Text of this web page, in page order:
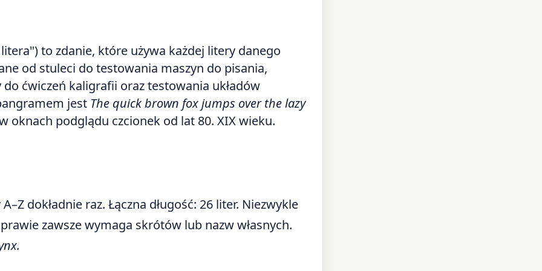
to zdanie, które używa każdej litery danego
od stuleci do testowania maszyn do pisania,
ćwiczeń kaligrafii oraz testowania układów
jest The quick brown fox jumps over the lazy
podglądu czcionek od lat 80. XIX wieku.
dokładnie raz. Łączna długość: 26 liter. Niezwykle
zawsze wymaga skrótów lub nazw własnych.